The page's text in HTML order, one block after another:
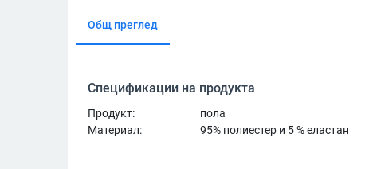
Общ преглед
Спецификации на продукта
Продукт: пола
Материал:
95% полиестер и 5 % еластан